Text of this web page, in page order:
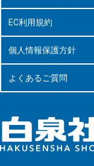
EC利用規約
個人情報保護方針
よくあるご質問